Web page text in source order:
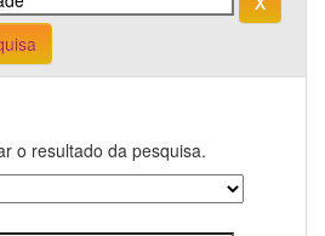
o resultado da pesquisa.